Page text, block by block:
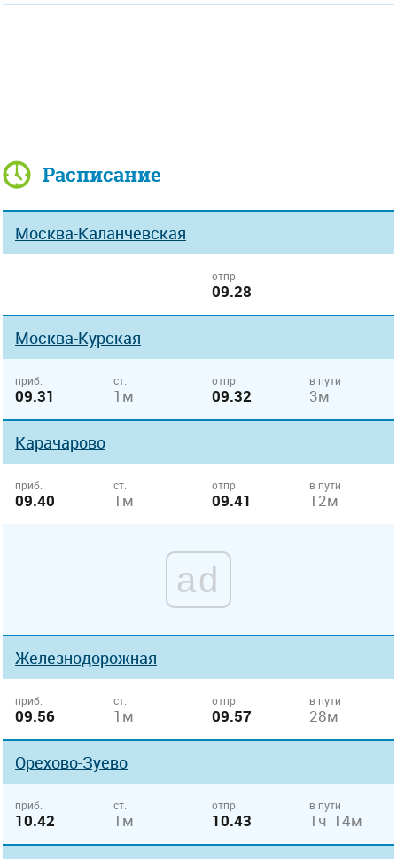
Расписание
Москва-Каланчевская
отпр.
09.28
Москва-Курская
приб.
09.31
ст.
1м
отпр.
09.32
в пути
3м
Карачарово
приб.
09.40
ст.
1м
отпр.
09.41
в пути
12м
ad
Железнодорожная
приб.
09.56
ст.
1м
отпр.
09.57
в пути
28м
Орехово-Зуево
приб.
10.42
ст.
1м
отпр.
10.43
в пути
1ч 14м